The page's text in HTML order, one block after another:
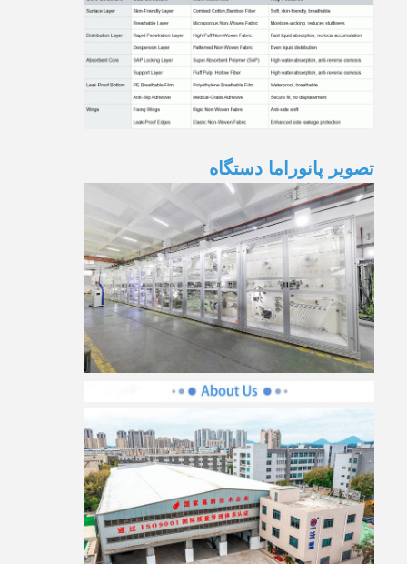
تصویر پانوراما دستگاه